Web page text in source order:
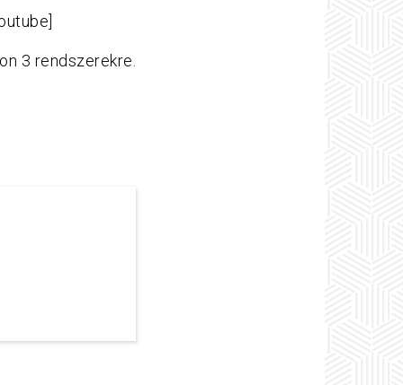
3 rendszerekre.